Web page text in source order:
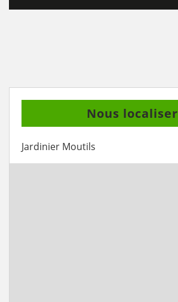
Nous localiser
Jardinier Moutils